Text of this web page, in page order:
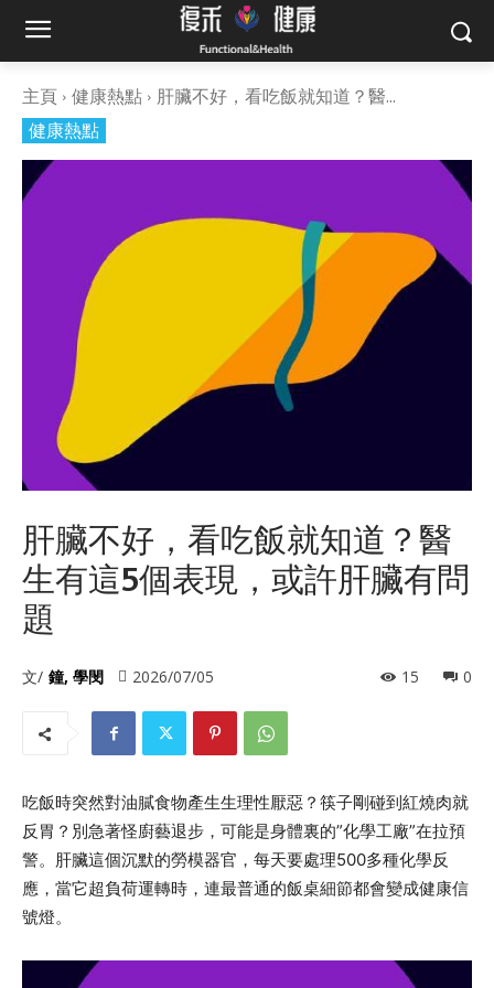
主頁 健康熱點
肝臟不好，看吃飯就知道？醫...
健康熱點
肝臟不好，看吃飯就知道？醫
生有這5個表現，或許肝臟有問
題
文/ 鐘, 學閔 2026/07/05 0
15
吃飯時突然對油膩食物產生生理性厭惡？筷子剛碰到紅燒肉就
反胃？別急著怪廚藝退步，可能是身體裏的”化學工廠”在拉預
警。肝臟這個沉默的勞模器官，每天要處理500多種化學反
應，當它超負荷運轉時，連最普通的飯桌細節都會變成健康信
號燈。